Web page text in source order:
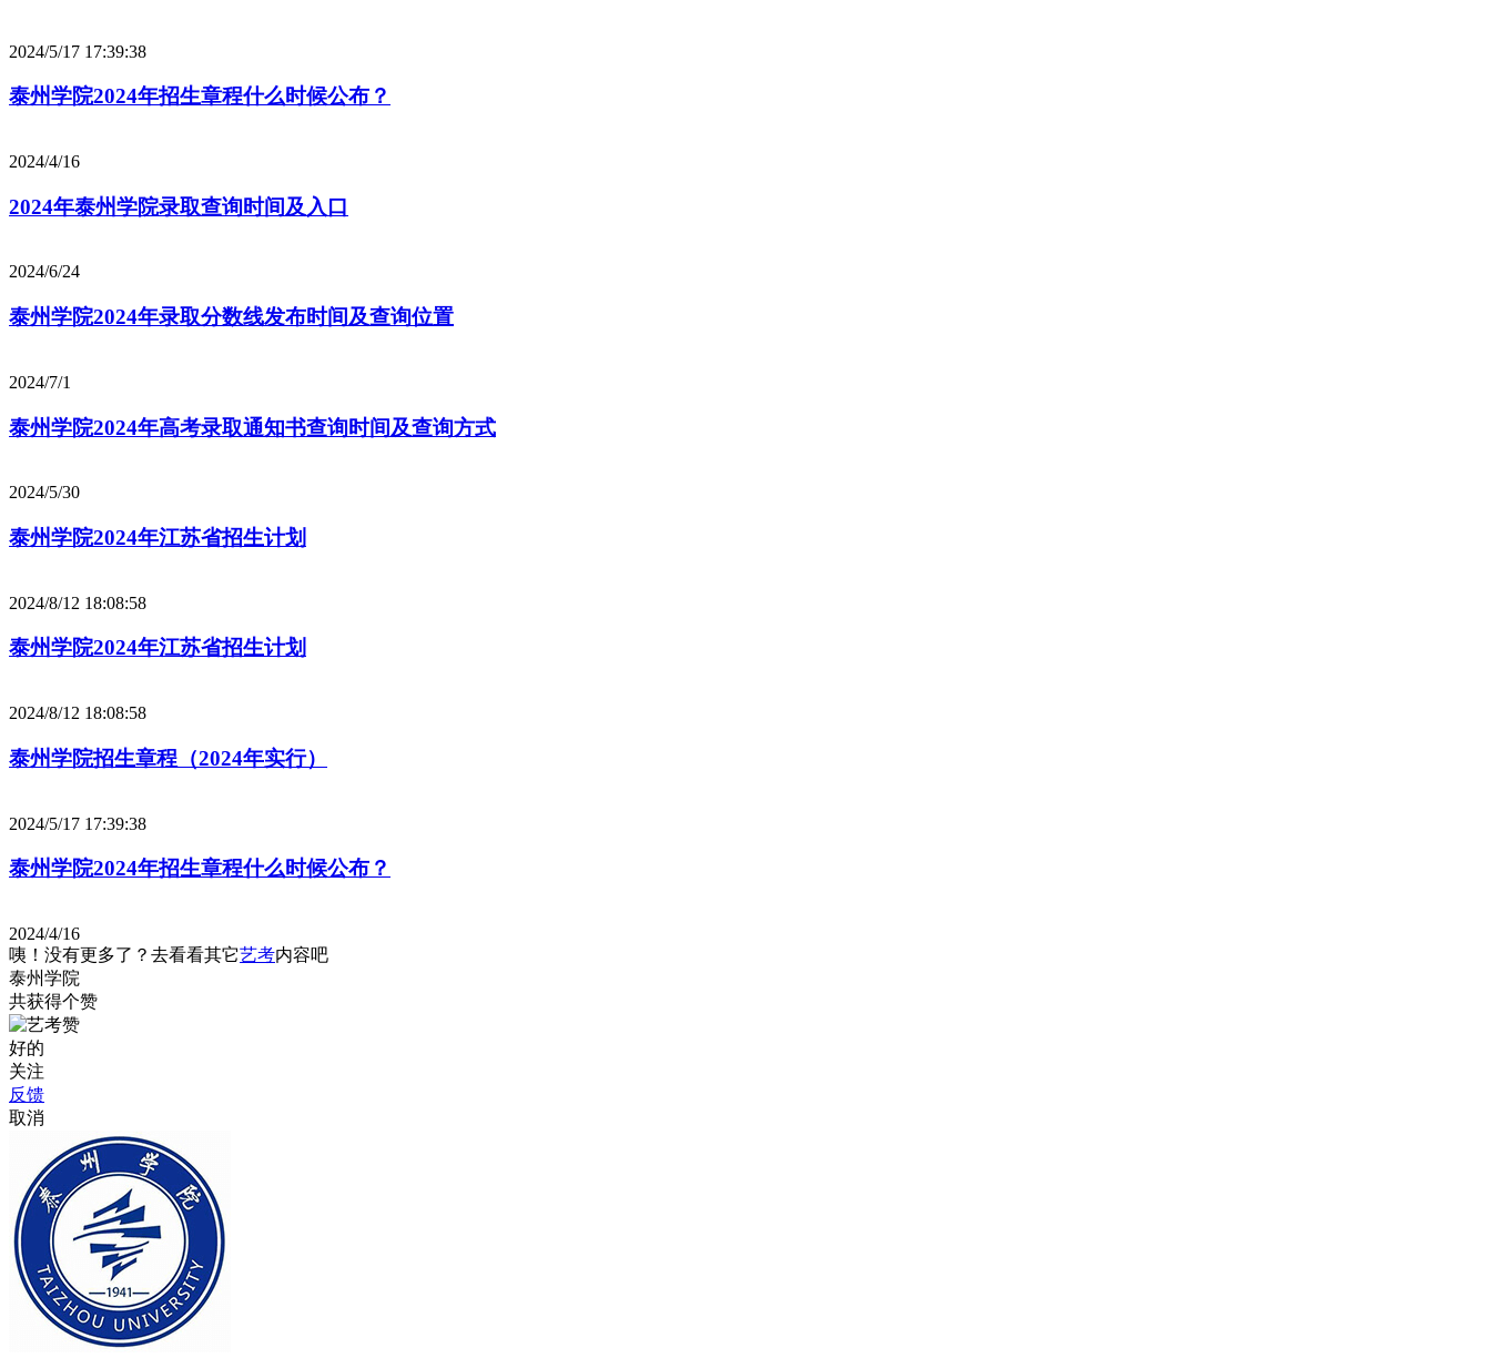
2024/5/17 17:39:38
泰州学院2024年招生章程什么时候公布？
2024/4/16
2024年泰州学院录取查询时间及入口
2024/6/24
泰州学院2024年录取分数线发布时间及查询位置
2024/7/1
泰州学院2024年高考录取通知书查询时间及查询方式
2024/5/30
泰州学院2024年江苏省招生计划
2024/8/12 18:08:58
泰州学院2024年江苏省招生计划
2024/8/12 18:08:58
泰州学院招生章程（2024年实行）
2024/5/17 17:39:38
泰州学院2024年招生章程什么时候公布？
2024/4/16
咦！没有更多了？去看看其它艺考内容吧
泰州学院
共获得个赞
好的
关注
反馈
取消